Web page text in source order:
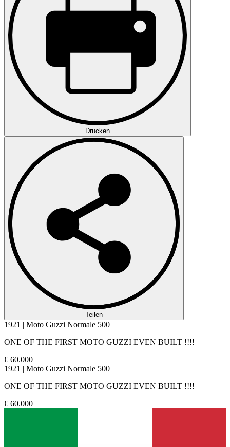
Drucken
Teilen
1921 | Moto Guzzi Normale 500
ONE OF THE FIRST MOTO GUZZI EVEN BUILT !!!!
€ 60.000
1921 | Moto Guzzi Normale 500
ONE OF THE FIRST MOTO GUZZI EVEN BUILT !!!!
€ 60.000